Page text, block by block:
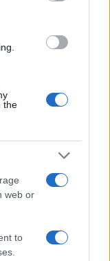
the
web or
to
news